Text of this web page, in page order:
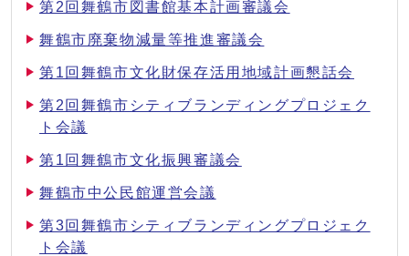
第2回舞鶴市図書館基本計画審議会
舞鶴市廃棄物減量等推進審議会
第1回舞鶴市文化財保存活用地域計画懇話会
第2回舞鶴市シティブランディングプロジェク
ト会議
第1回舞鶴市文化振興審議会
舞鶴市中公民館運営会議
第3回舞鶴市シティブランディングプロジェク
ト会議